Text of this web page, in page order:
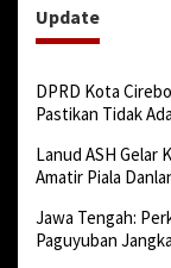
Update
DPRD Kota
Pastikan Tidak
Lanud ASH Gelar
Amatir Piala
Jawa Tengah:
Paguyuban